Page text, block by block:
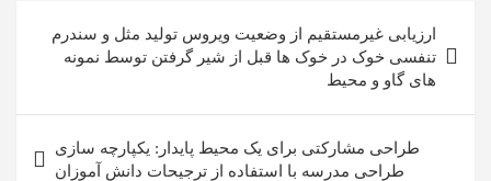
نوشته
ارزیابی غیرمستقیم از وضعیت ویروس تولید مثل و سندرم
تنفسی خوک در خوک ها قبل از شیر گرفتن توسط نمونه
های گاو و محیط
طراحی مشارکتی برای یک محیط پایدار: یکپارچه سازی
طراحی مدرسه با استفاده از ترجیحات دانش آموزان